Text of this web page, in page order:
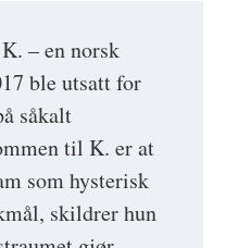
– en norsk
ble utsatt for
såkalt
til K. er at
som hysterisk
skildrer hun